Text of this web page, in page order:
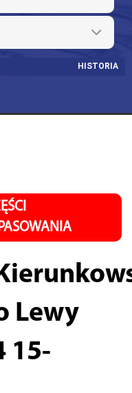
HISTORIA
Lewy
15-